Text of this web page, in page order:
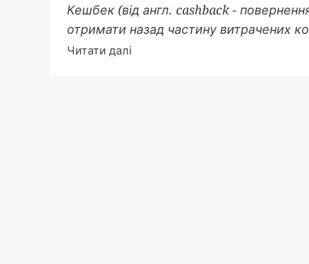
Кешбек (від англ. cashback -
отримати назад частину витрачених
Читати далі